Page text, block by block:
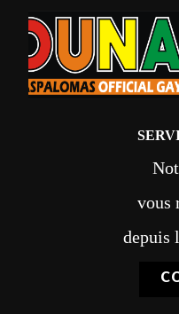
vous
depuis